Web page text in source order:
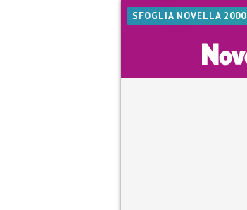
SFOGLIA NOVELLA